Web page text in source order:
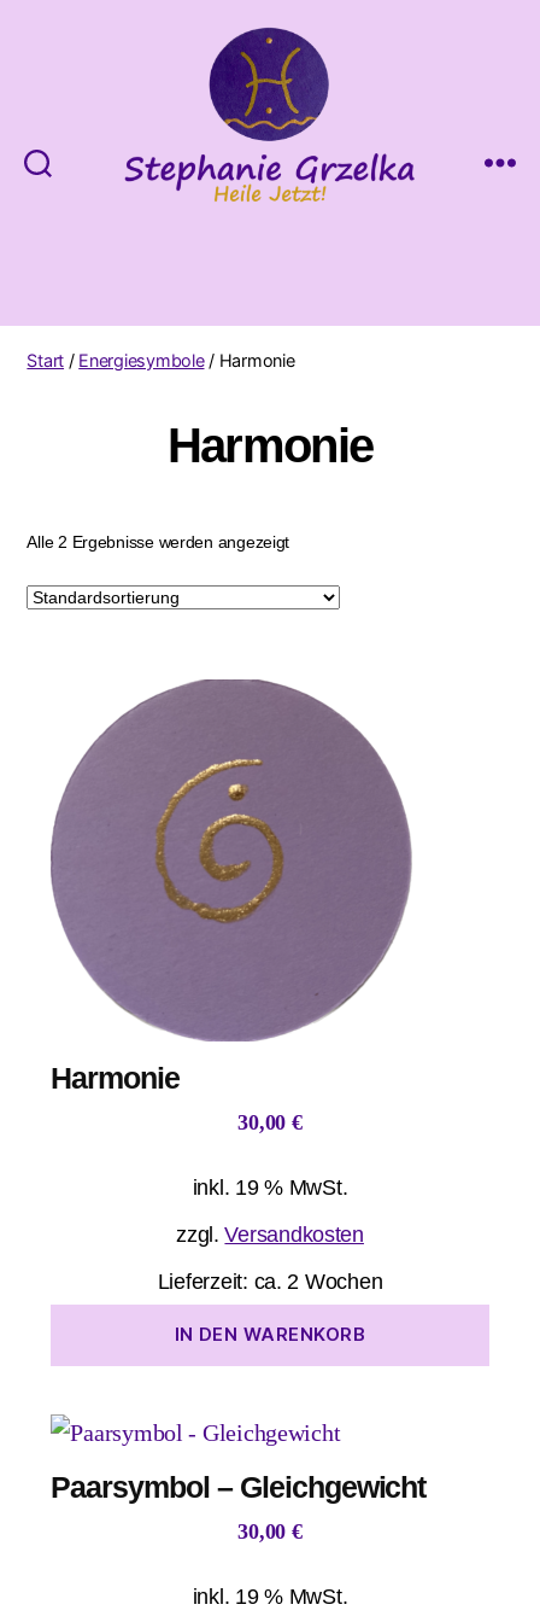
Start / Energiesymbole/ Harmonie
Harmonie
Alle 2 Ergebnisse werden angezeigt
Harmonie
30,00 €
inkl. 19 % MwSt.
zzgl.Versandkosten
Lieferzeit: ca. 2 Wochen
IN DEN WARENKORB
Paarsymbol – Gleichgewicht
30,00 €
inkl. 19 % MwSt.